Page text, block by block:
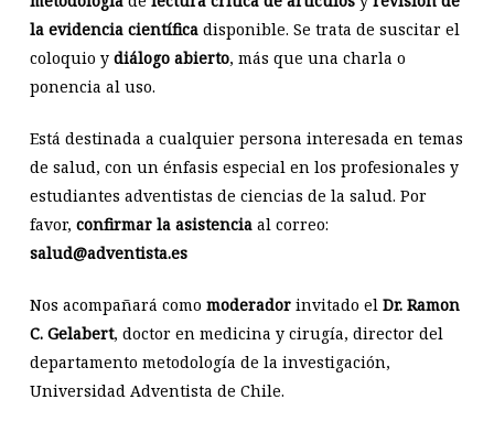
la evidencia científica disponible. Se trata de suscitar el
coloquio y diálogo abierto, más que una charla o
ponencia al uso.
Está destinada a cualquier persona interesada en temas
de salud, con un énfasis especial en los profesionales y
estudiantes adventistas de ciencias de la salud. Por
favor, confirmar la asistenciaal correo:
salud@adventista.es
Nos acompañará como moderador invitado el Dr. Ramon
C. Gelabert, doctor en medicina y cirugía, director del
departamento metodología de la investigación,
Universidad Adventista de Chile.